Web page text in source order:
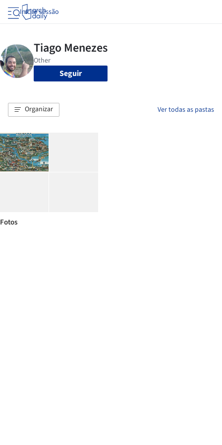
Iniciar sessão
Seguir
Organizar Ver todas as pastas
Fotos